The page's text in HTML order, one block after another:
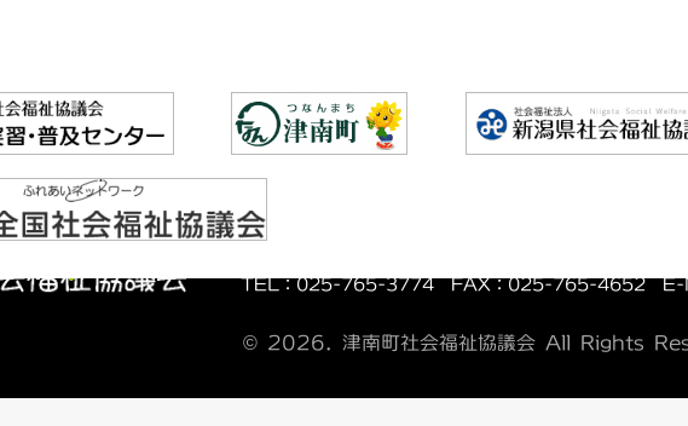
お知らせ
TEL：025-765-3774 FAX：025-765-4652E-
© 2026. 津南町社会福祉協議会 All Rights